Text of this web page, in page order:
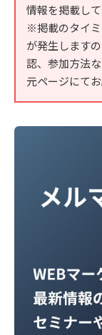
情報を掲載して
※掲載のタイ
が発生します
認、参加方法
元ページにてお